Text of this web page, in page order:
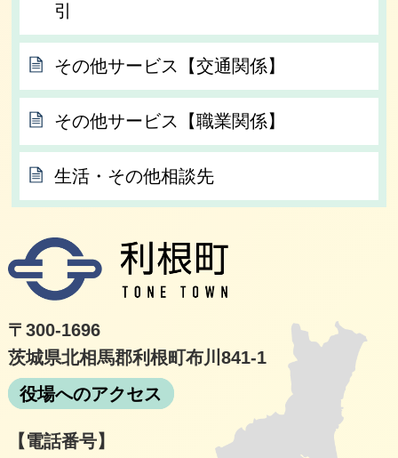
引
その他サービス【交通関係】
その他サービス【職業関係】
生活・その他相談先
〒300-1696
茨城県北相馬郡利根町布川841-1
役場へのアクセス
【電話番号】